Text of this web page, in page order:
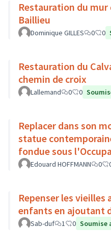
Restauration du
Baillieu
Dominique GILLES 0 0
Restauration du
chemin de croix
Lallemand 0 0
Replacer dans son
statue
fondue sous
Edouard HOFFMANN 0
Repenser les vieilles
enfants en ajoutant
Sab-duf 1 0 Soumise